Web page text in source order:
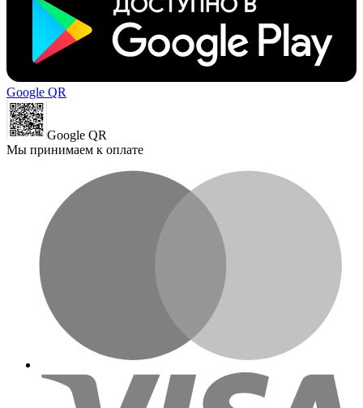
Google QR
Google QR
Мы принимаем к оплате